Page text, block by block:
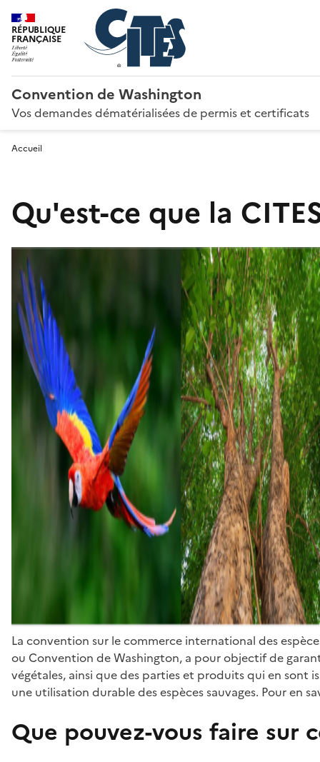
RÉPUBLIQUE
FRANÇAISE
Convention de Washington
Vos demandes dématérialisées de permis et certificats
Accueil
Qu'est-ce que la
La convention sur le commerce international des
ou Convention de Washington, a pour objectif de
végétales, ainsi que des parties et produits qui en sont
une utilisation durable des espèces sauvages. Pour en
Que pouvez-vous faire sur